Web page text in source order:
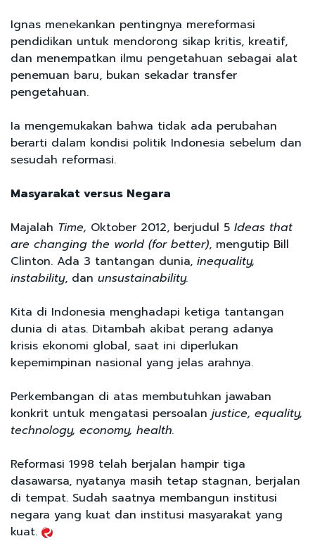
Ignas menekankan pentingnya mereformasi
pendidikan untuk mendorong sikap kritis, kreatif,
dan menempatkan ilmu pengetahuan sebagai alat
penemuan baru, bukan sekadar transfer
pengetahuan.
Ia mengemukakan bahwa tidak ada perubahan
berarti dalam kondisi politik Indonesia sebelum dan
sesudah reformasi.
Masyarakat versus Negara
Majalah Time, Oktober 2012, berjudul 5 Ideas that
are changing the world (for better), mengutip Bill
Clinton. Ada 3 tantangan dunia, inequality,
instability, dan unsustainability.
Kita di Indonesia menghadapi ketiga tantangan
dunia di atas. Ditambah akibat perang adanya
krisis ekonomi global, saat ini diperlukan
kepemimpinan nasional yang jelas arahnya.
Perkembangan di atas membutuhkan jawaban
konkrit untuk mengatasi persoalan justice, equality,
technology, economy, health.
Reformasi 1998 telah berjalan hampir tiga
dasawarsa, nyatanya masih tetap stagnan, berjalan
di tempat. Sudah saatnya membangun institusi
negara yang kuat dan institusi masyarakat yang
kuat.